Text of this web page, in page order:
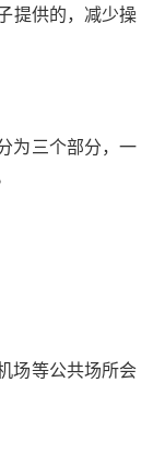
提供的，减少操
为三个部分，一
场等公共场所会